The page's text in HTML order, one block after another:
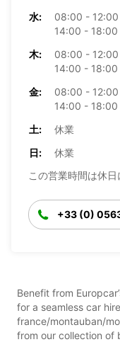
水:
08:00 - 12:00
14:00 - 18:00
木:
08:00 - 12:00
14:00 - 18:00
金:
08:00 - 12:00
14:00 - 18:00
土:
休業
日:
休業
この営業時間は休日
+33 (0)
Benefit from
for a seamless car
france/montauban/
from our collection of